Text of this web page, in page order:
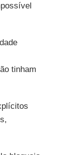
tinham